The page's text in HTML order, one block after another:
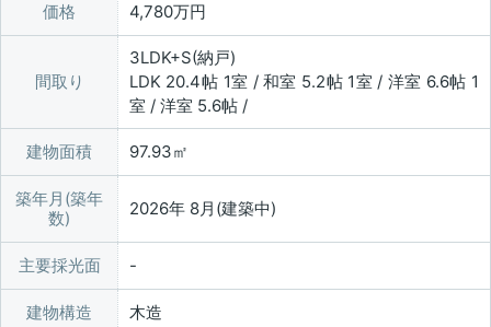
価格 4,780万円
間取り
3LDK+S(納戸)
LDK 20.4帖 1室 / 和室 5.2帖 1室 / 洋室 6.6帖 1
室 / 洋室 5.6帖 /
建物面積 97.93㎡
築年月(築年
数)
2026年 8月(建築中)
主要採光面
建物構造 木造